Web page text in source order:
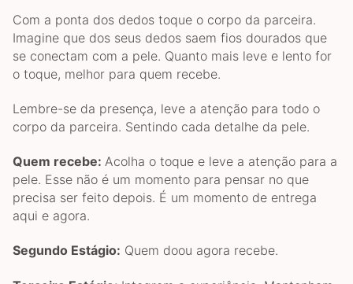
Com a ponta dos dedos toque o corpo da parceira.
Imagine que dos seus dedos saem fios dourados que
se conectam com a pele. Quanto mais leve e lento for
o toque, melhor para quem recebe.
Lembre-se da presença, leve a atenção para todo o
corpo da parceira. Sentindo cada detalhe da pele.
Quem recebe: Acolha o toque e leve a atenção para a
pele. Esse não é um momento para pensar no que
precisa ser feito depois. É um momento de entrega
aqui e agora.
Segundo Estágio: Quem doou agora recebe.